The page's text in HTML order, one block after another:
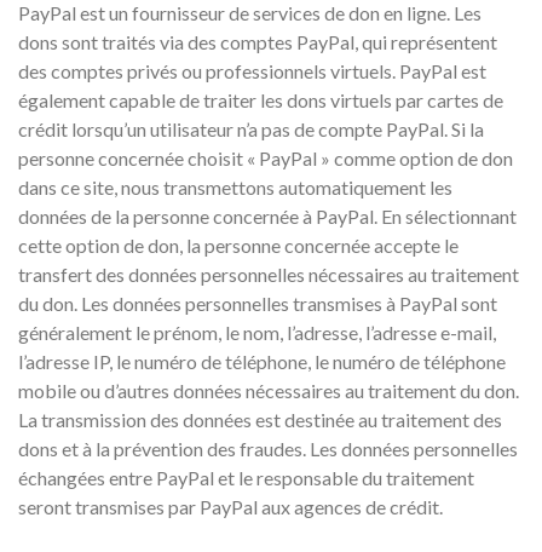
PayPal est un fournisseur de services de don en ligne. Les
dons sont traités via des comptes PayPal, qui représentent
des comptes privés ou professionnels virtuels. PayPal est
également capable de traiter les dons virtuels par cartes de
crédit lorsqu’un utilisateur n’a pas de compte PayPal. Si la
personne concernée choisit « PayPal » comme option de don
dans ce site, nous transmettons automatiquement les
données de la personne concernée à PayPal. En sélectionnant
cette option de don, la personne concernée accepte le
transfert des données personnelles nécessaires au traitement
du don. Les données personnelles transmises à PayPal sont
généralement le prénom, le nom, l’adresse, l’adresse e-mail,
l’adresse IP, le numéro de téléphone, le numéro de téléphone
mobile ou d’autres données nécessaires au traitement du don.
La transmission des données est destinée au traitement des
dons et à la prévention des fraudes. Les données personnelles
échangées entre PayPal et le responsable du traitement
seront transmises par PayPal aux agences de crédit.